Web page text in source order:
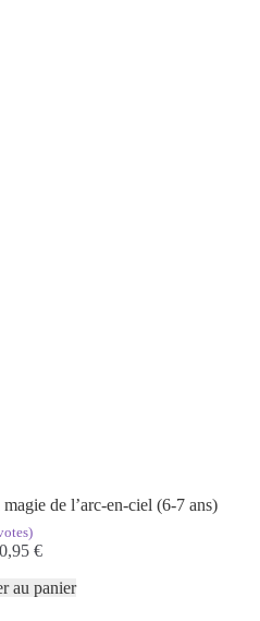
de l’arc-en-ciel (6-7 ans)
€
au panier